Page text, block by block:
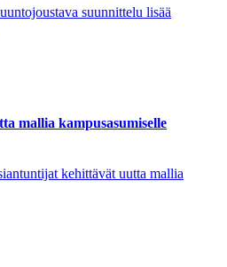
suunnittelu lisää
mallia kampusasumiselle
kehittävät uutta mallia